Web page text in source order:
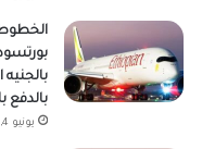
الخطوط
بالدفع
يونيو 4, 2026